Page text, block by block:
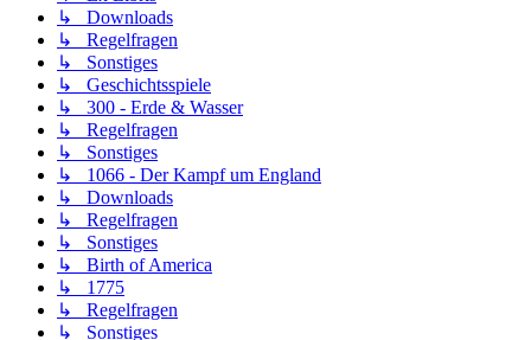
↳ Downloads
↳ Regelfragen
↳ Sonstiges
↳ Geschichtsspiele
↳ 300 - Erde & Wasser
↳ Regelfragen
↳ Sonstiges
↳ 1066 - Der Kampf um England
↳ Downloads
↳ Regelfragen
↳ Sonstiges
↳ Birth of America
↳ 1775
↳ Regelfragen
↳ Sonstiges